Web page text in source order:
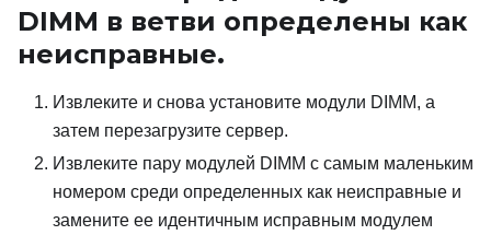
DIMM в ветви определены как
неисправные.
Извлеките и снова установите модули DIMM, а
затем перезагрузите сервер.
Извлеките пару модулей DIMM с самым маленьким
номером среди определенных как неисправные и
замените ее идентичным исправным модулем